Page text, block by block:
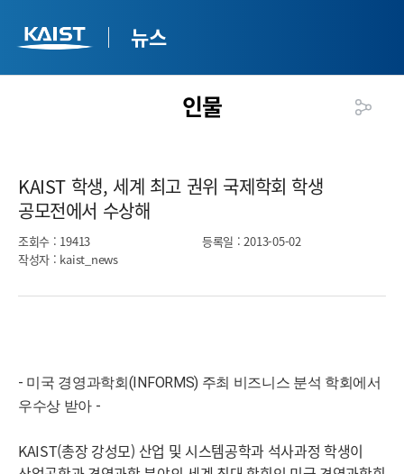
뉴스
인물
KAIST 학생, 세계 최고 권위 국제학회 학생
공모전에서 수상해​
조회수 : 19413 등록일 : 2013-05-02
작성자 : kaist_news
- 미국 경영과학회(INFORMS) 주최 비즈니스 분석 학회에서
우수상 받아 -
KAIST(총장 강성모) 산업 및 시스템공학과 석사과정 학생이